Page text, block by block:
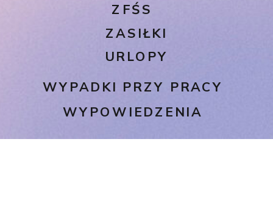
URLOPY
WYPADKI PRZY PRACY
WYPOWIEDZENIA
ZASIŁKI
ZFŚS